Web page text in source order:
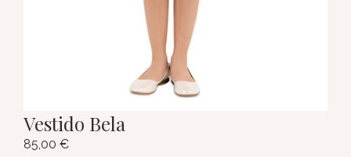
Vestido Bela
85,00 €